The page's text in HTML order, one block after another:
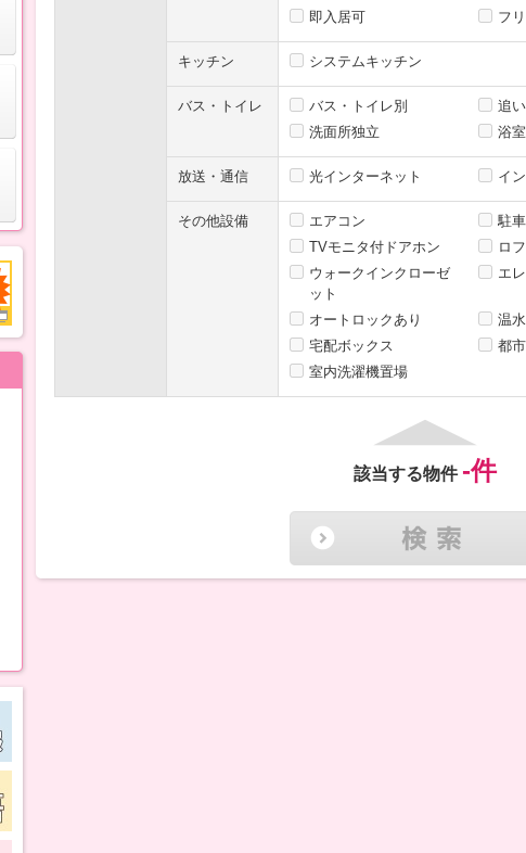
即入居可
フ
キッチン システムキッチン
バス・トイレ バス・トイレ別
追
洗面所独立
浴
放送・通信 光インターネット イ
その他設備 エアコン
駐
TVモニタ付ドアホン
ロ
ウォークインクローゼ
ット
エ
オートロックあり
温
宅配ボックス
都
室内洗濯機置場
該当する物件 -件